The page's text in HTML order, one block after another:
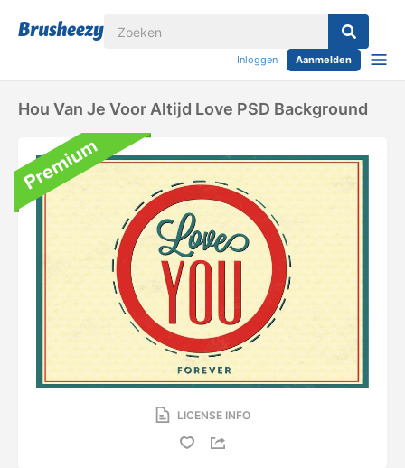
Inloggen Aanmelden
Hou Van Je Voor Altijd Love PSD Background
LICENSE INFO